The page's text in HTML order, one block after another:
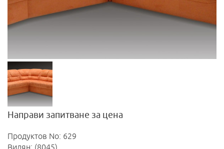
Направи запитване за цена
Продуктов No: 629